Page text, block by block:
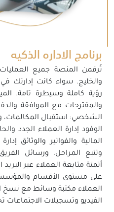
برنامج الاداره الذكيه
تُرقمن المنصة جميع
والخليج. سواء كانت إدارتك
رؤية كاملة وسيطرة تامة.
والمقترحات مع الموافقة
الشخصي: استقبال المكالمات،
الوفود إدارة العملاء الجدد
المالية والفواتير والوثائق
وتتبع المراحل، ورسائل
أتمتة متابعة العملاء عبر
على مستوى الأقسام
العملاء مكتبة وسائط مع نسخ
الفيديو وتسجيلات